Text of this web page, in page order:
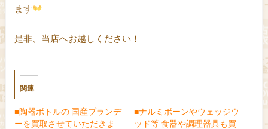
ます
是非、当店へお越しください！
関連
■陶器ボトルの 国産ブランデ
ーを買取させていただきま
■ナルミボーンやウェッジウ
ッド等 食器や調理器具も買